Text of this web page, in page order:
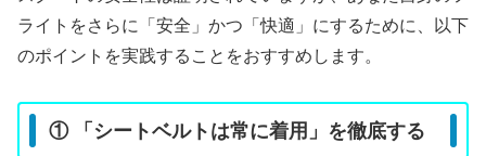
ライトをさらに「安全」かつ「快適」にするために、以下
のポイントを実践することをおすすめします。
① 「シートベルトは常に着用」を徹底する